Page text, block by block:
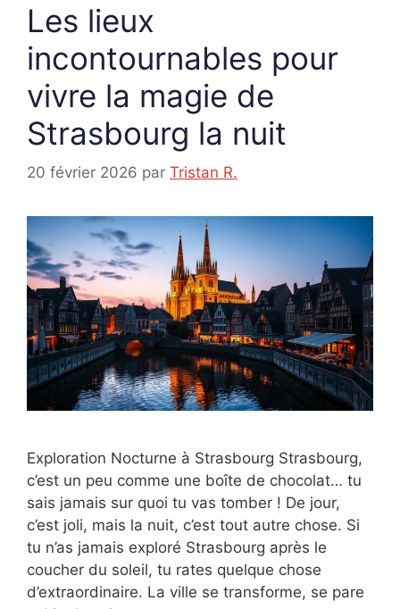
Les lieux
incontournables pour
vivre la magie de
Strasbourg la nuit
20 février 2026 par Tristan R.
Exploration Nocturne à Strasbourg Strasbourg,
c’est un peu comme une boîte de chocolat… tu
sais jamais sur quoi tu vas tomber ! De jour,
c’est joli, mais la nuit, c’est tout autre chose. Si
tu n’as jamais exploré Strasbourg après le
coucher du soleil, tu rates quelque chose
d’extraordinaire. La ville se transforme, se pare